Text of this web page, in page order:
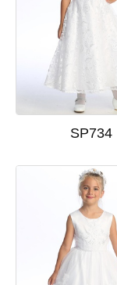
SP734